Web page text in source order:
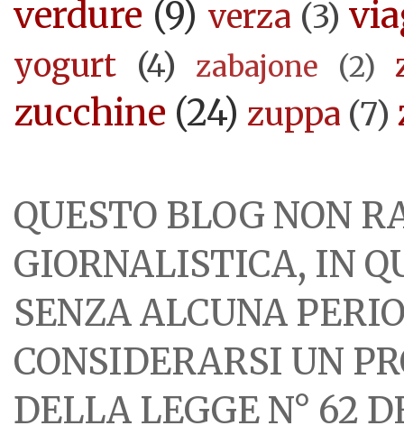
verdure (9) verza (3)
yogurt (4) zabajone (2)
zucchine (24) zuppa (7)
QUESTO BLOG NON
GIORNALISTICA, IN
SENZA ALCUNA
CONSIDERARSI UN
DELLA LEGGE N° 62